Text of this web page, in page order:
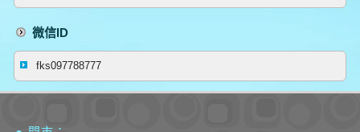
微信ID
fks097788777